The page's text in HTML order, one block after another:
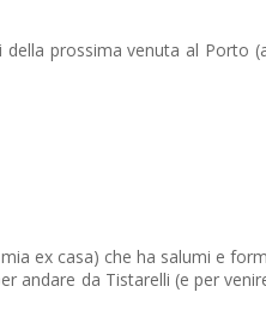
prossima venuta al Porto
ex casa) che ha salumi e
andare da Tistarelli (e per